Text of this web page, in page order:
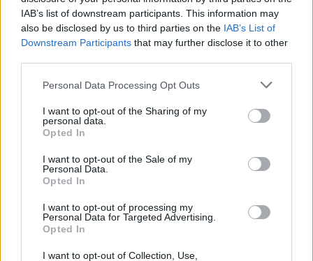
IAB’s list of downstream participants. This information may
also be disclosed by us to third parties on the IAB’s List of
Downstream Participants that may further disclose it to other
Please note that this website/app uses one or more Google
not limited to your visit or usage behaviour. You may click to
grant or deny consent to Google and its third-party tags to
use your data for below specified purposes in below Google
consent section.
Personal Data Processing Opt Outs
I want to opt-out of the Sharing of my
personal data.
Opted In
I want to opt-out of the Sale of my
Personal Data.
Opted In
I want to opt-out of processing my
Personal Data for Targeted Advertising.
Opted In
I want to opt-out of Collection, Use,
ενσωματώνει τεχνογνωσία από τον βιομηχανικό
σχεδιασμό και τη ζωολογία. Αποτελεί προϊόν
Γεωργίας του Τόκιο. Η ρεαλιστική εμφάνιση του
ρομπότ, επικαλυμμένου με συνθετική γούνα, σε
συνδυασμό με την απρόβλεπτη εναλλαγή ήχων,
προσαρμοστεί στην παρουσία του, διατηρώντας το
επίπεδο φόβου υψηλό.
Το περιβαλλοντικό και δημογραφικό υπόβαθρο
της Ιαπωνίας
Η επιτυχία και η αναγκαιότητα του